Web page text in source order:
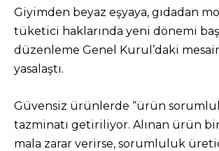
Giyimden beyaz eşyaya, gıdadan
tüketici haklarında yeni dönemi
düzenleme Genel Kurul’daki
yasalaştı.
Güvensiz ürünlerde “ürün
tazminatı getiriliyor. Alınan ürün
mala zarar verirse, sorumluluk